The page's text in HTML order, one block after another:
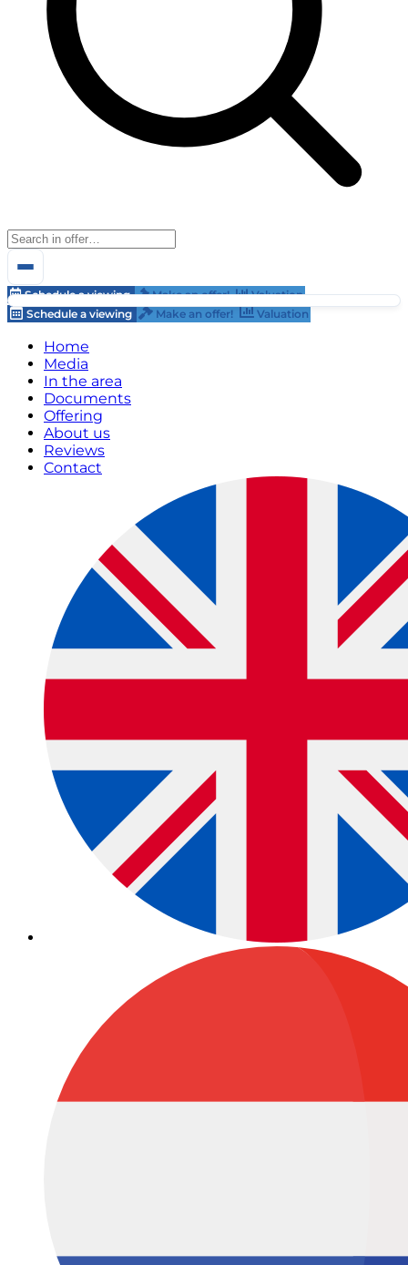
Schedule a viewing Make an offer!
Valuation
Schedule a viewing
Make an offer! Valuation
Home
Media
In the area
Documents
Offering
About us
Reviews
Contact